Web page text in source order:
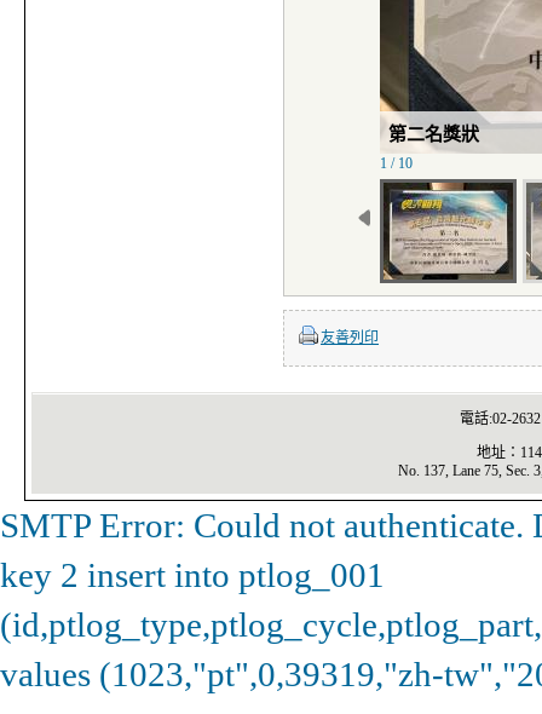
第二名獎狀
1 / 10
友善列印
電話:02-
地址：
No. 137, Lane 75, Sec.
SMTP Error: Could not
key 2 insert into ptlog_001
values (1023,"pt",0,39319,"zh-